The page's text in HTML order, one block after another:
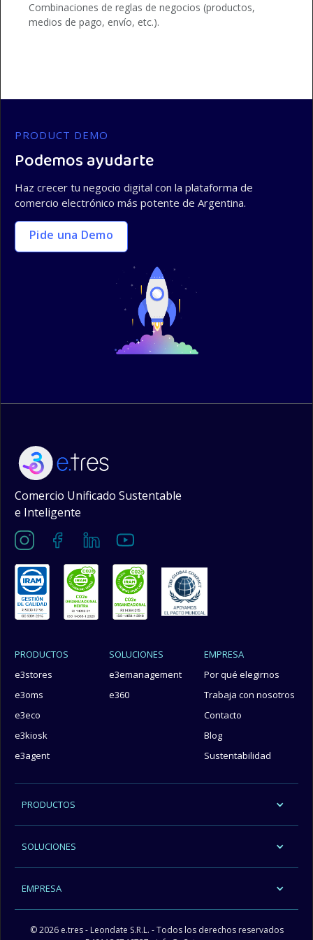
Combinaciones de reglas de negocios (productos,
medios de pago, envío, etc.).
PRODUCT DEMO
Podemos ayudarte
Haz crecer tu negocio digital con la plataforma de
comercio electrónico más potente de Argentina.
Pide una Demo
Comercio Unificado Sustentable
e Inteligente
PRODUCTOS
e3stores
e3oms
e3eco
e3kiosk
e3agent
SOLUCIONES
e3emanagement
e360
EMPRESA
Por qué elegirnos
Trabaja con nosotros
Contacto
Blog
Sustentabilidad
PRODUCTOS
SOLUCIONES
EMPRESA
© 2026 e.tres - Leondate S.R.L. - Todos los derechos reservados